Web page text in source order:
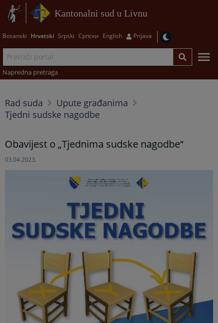
Kantonalni sud u Livnu
Bosanski Hrvatski Srpski Српски English Prijava
Napredna pretraga
Rad suda
Upute građanima
Tjedni sudske nagodbe
Obavijest o „Tjednima sudske nagodbe“
03.04.2023.